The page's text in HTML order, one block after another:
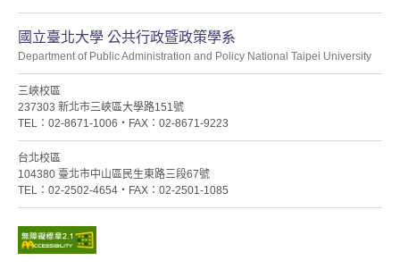
國立臺北大學 公共行政暨政策學系
Department of Public Administration and Policy National Taipei University
三峽校區
237303 新北市三峽區大學路151號
TEL：02-8671-1006・FAX：02-8671-9223
台北校區
104380 臺北市中山區民生東路三段67號
TEL：02-2502-4654・FAX：02-2501-1085